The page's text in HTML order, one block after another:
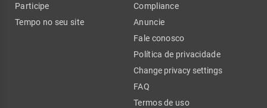
Participe
Tempo no seu site
Compliance
Anuncie
Fale conosco
Política de privacidade
Change privacy settings
FAQ
Termos de uso